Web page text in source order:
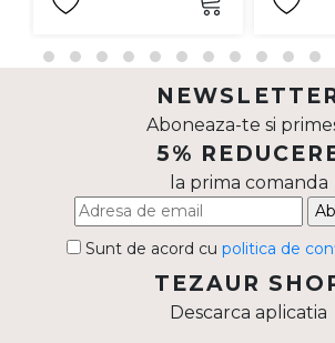
Aboneaza-te si
5%
la prima comanda
Sunt de acord cu politica de
TEZAUR
Descarca aplicatia